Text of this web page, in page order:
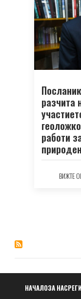
разчита
работи
ВИЖТЕ
Навигация
НАЧАЛОЗА НАС